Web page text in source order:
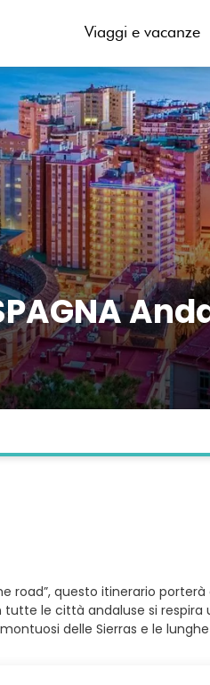
Viaggi e vacanze
road”, questo itinerario
le città andaluse si
delle Sierras e le